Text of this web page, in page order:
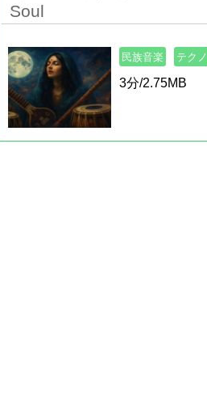
Soul
民族音楽 テクノ
3分/2.75MB